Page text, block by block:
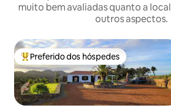
muito bem avaliadas quanto a
outros aspectos.
Entre os melhores preferidos dos
Preferido dos hóspedes